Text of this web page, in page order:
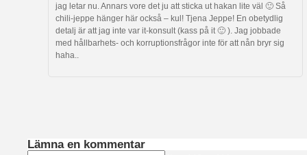
jag letar nu. Annars vore det ju att sticka ut hakan lite väl 🙂 Så
chili-jeppe hänger här också – kul! Tjena Jeppe! En obetydlig
detalj är att jag inte var it-konsult (kass på it 🙂 ). Jag jobbade
med hållbarhets- och korruptionsfrågor inte för att nån bryr sig
haha..
Lämna en kommentar